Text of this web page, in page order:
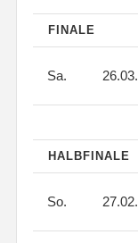
FINALE
Sa. 26.03.
HALBFINALE
So. 27.02.